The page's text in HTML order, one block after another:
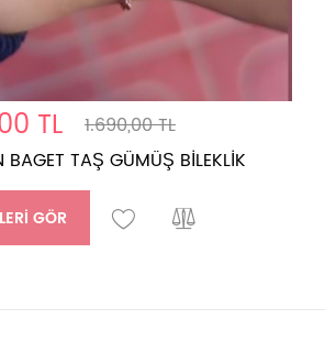
TL
1.690,00 TL
BAGET TAŞ GÜMÜŞ BİLEKLİK
GÖR